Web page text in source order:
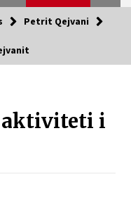
Petrit Qejvani
aktiviteti i